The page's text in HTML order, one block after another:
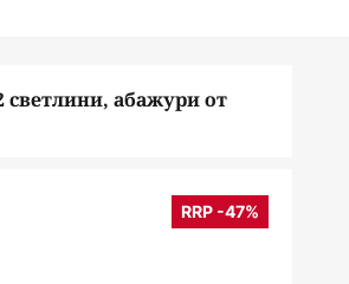
абажури от
RRP -47%